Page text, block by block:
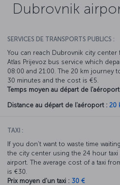
Dubrovnik
SERVICES DE TRANSPORTS PUBLICS :
You can reach Dubrovnik city
Atlas Prijevoz bus service which
08:00 and 21:00. The 20 km journey
30 minutes and the cost is €5.
Temps moyen au départ de
Distance au départ de l'aéroport : 20
TAXI :
If you don’t want to waste time
the city center using the 24 hour
airport. The average cost of a taxi
is €30.
Prix moyen d'un taxi : 30 €